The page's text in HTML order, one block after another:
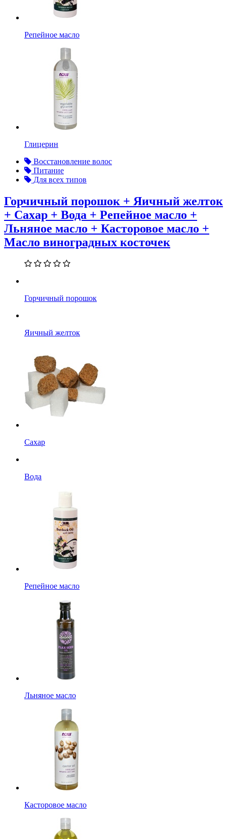
Репейное масло
Глицерин
Восстановление волос
Питание
Для всех типов
Горчичный порошок + Яичный желток
+ Сахар + Вода + Репейное масло +
Льняное масло + Касторовое масло +
Масло виноградных косточек
Горчичный порошок
Яичный желток
Сахар
Вода
Репейное масло
Льняное масло
Касторовое масло